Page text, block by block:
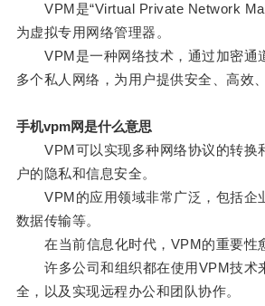
VPM是“Virtual Private Network
为虚拟专用网络管理器。
VPM是一种网络技术，通过加密通
多个私人网络，为用户提供安全、高效
手机vpm网是什么意思
VPM可以实现多种网络协议的转换
户的隐私和信息安全。
VPM的应用领域非常广泛，包括企业
数据传输等。
在当前信息化时代，VPM的重要性
许多公司和组织都在使用VPM技术
全，以及实现远程办公和团队协作。